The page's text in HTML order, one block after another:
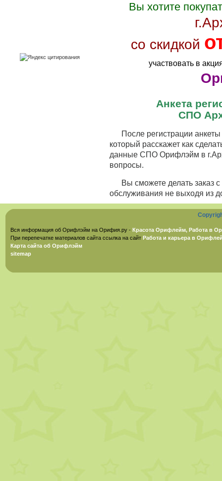
Вы хотите
со скидкой
участвовать в
Анкета
СПО
После регистрации
который расскажет как
данные СПО Орифлэйм в
вопросы.
Вы сможете делать заказ
обслуживания не выходя из
Вся информация об Орифлэйм на Орифия.ру - Красота Орифлейм, Работа в
При перепечатке материалов сайта ссылка на сайт Работа и карьера в
Карта сайта об Орифлэйм
sitemap